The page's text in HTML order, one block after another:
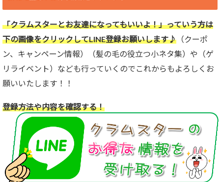
「クラムスターとお友達になってもいいよ！」っていう方は
下の画像をクリックしてLINE登録お願いします♪ （クーポ
ン、キャンペーン情報）（髪の毛の役立つ小ネタ集）や（ゲ
リライベント）なども行っていくのでこれからもよろしくお
願いいたします！！
登録方法や内容を確認する！